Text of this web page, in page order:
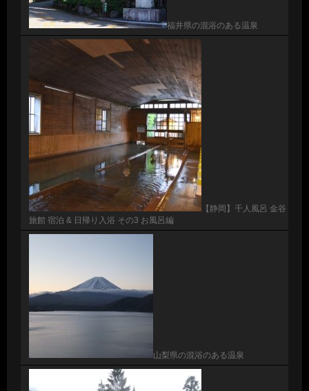
福井県の混浴のある温泉
【静岡】千人風呂 金谷
旅館 宿泊 & 日帰り入浴 その3 お風呂編
山梨県の混浴のある温泉